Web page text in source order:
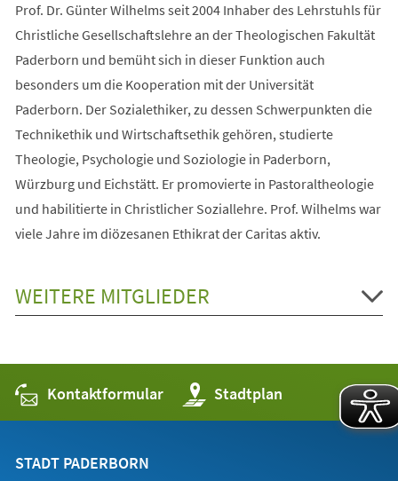
Prof. Dr. Günter Wilhelms seit 2004 Inhaber des Lehrstuhls für
Christliche Gesellschaftslehre an der Theologischen Fakultät
Paderborn und bemüht sich in dieser Funktion auch
besonders um die Kooperation mit der Universität
Paderborn. Der Sozialethiker, zu dessen Schwerpunkten die
Technikethik und Wirtschaftsethik gehören, studierte
Theologie, Psychologie und Soziologie in Paderborn,
Würzburg und Eichstätt. Er promovierte in Pastoraltheologie
und habilitierte in Christlicher Soziallehre. Prof. Wilhelms war
viele Jahre im diözesanen Ethikrat der Caritas aktiv.
WEITERE MITGLIEDER
Kontaktformular Stadtplan
(Öffnet
in
einem
STADT PADERBORN